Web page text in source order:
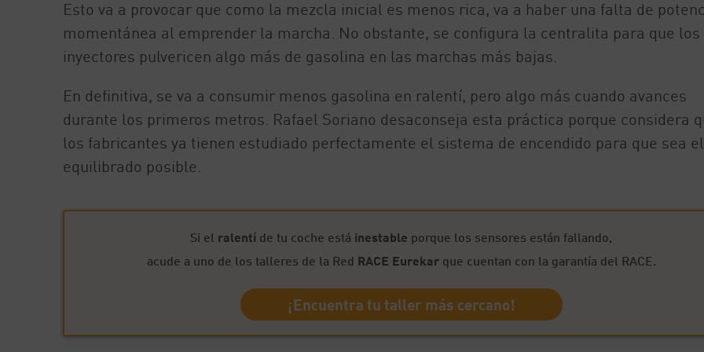
Esto va a provocar que como la mezcla inicial es menos rica, va a haber una falta de
momentánea al emprender la marcha. No obstante, se configura la centralita para que los
inyectores pulvericen algo más de gasolina en las marchas más bajas.
En definitiva, se va a consumir menos gasolina en ralentí, pero algo más cuando avances
durante los primeros metros. Rafael Soriano desaconseja esta práctica porque considera
los fabricantes ya tienen estudiado perfectamente el sistema de encendido para que sea
equilibrado posible.
Si el ralentí de tu coche está inestable porque los sensores están fallando,
acude a uno de los talleres de la Red RACE Eurekarque cuentan con la garantía del RACE.
¡Encuentra tu taller más cercano!